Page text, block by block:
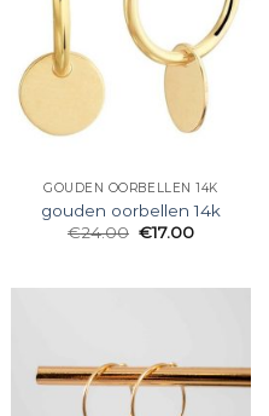
GOUDEN OORBELLEN 14K
gouden oorbellen 14k
€24.00 €17.00